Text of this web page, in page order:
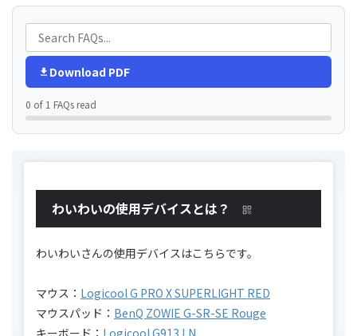
Download PDF
0 of 1 FAQs read
わいわいの使用デバイスとは？
わいわいさんの使用デバイスはこちらです。
マウス： Logicool G PRO X SUPERLIGHT RED
マウスパッド： BenQ ZOWIE G-SR-SE Rouge
キーボード： Logicool G913 LN